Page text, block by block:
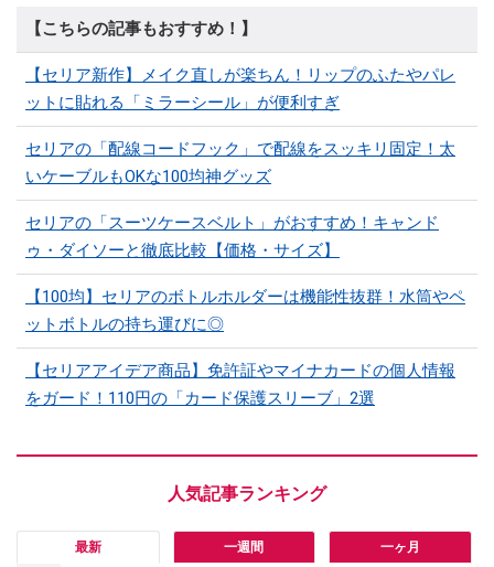
【こちらの記事もおすすめ！】
【セリア新作】メイク直しが楽ちん！リップのふたやパレ
ットに貼れる「ミラーシール」が便利すぎ
セリアの「配線コードフック」で配線をスッキリ固定！太
いケーブルもOKな100均神グッズ
セリアの「スーツケースベルト」がおすすめ！キャンド
ゥ・ダイソーと徹底比較【価格・サイズ】
【100均】セリアのボトルホルダーは機能性抜群！水筒やペ
ットボトルの持ち運びに◎
【セリアアイデア商品】免許証やマイナカードの個人情報
をガード！110円の「カード保護スリーブ」2選
最新 一週間 一ヶ月